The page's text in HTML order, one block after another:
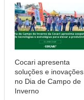
Cocari apresenta
soluções e inovações
no Dia de Campo de
Inverno